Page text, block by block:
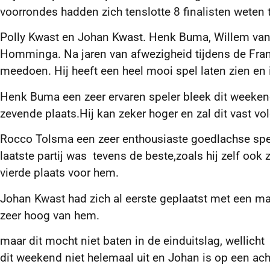
voorrondes hadden zich tenslotte 8 finalisten weten
Polly Kwast en Johan Kwast. Henk Buma, Willem
Homminga. Na jaren van afwezigheid tijdens de
meedoen. Hij heeft een heel mooi spel laten zien
Henk Buma een zeer ervaren speler bleek dit
zevende plaats.Hij kan zeker hoger en zal dit vast
Rocco Tolsma een zeer enthousiaste goedlachse
laatste partij was tevens de beste,zoals hij zelf ook
vierde plaats voor hem.
Johan Kwast had zich al eerste geplaatst met een
zeer hoog van hem.
maar dit mocht niet baten in de einduitslag,
dit weekend niet helemaal uit en Johan is op een